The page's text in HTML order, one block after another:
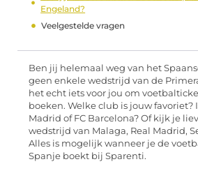
Engeland?
Veelgestelde vragen
Ben jij helemaal weg van het
geen enkele wedstrijd van de
het echt iets voor jou om
boeken. Welke club is jouw favoriet?
Madrid of FC Barcelona? Of kijk je
wedstrijd van Malaga, Real Madrid,
Alles is mogelijk wanneer je de
Spanje boekt bij Sparenti.